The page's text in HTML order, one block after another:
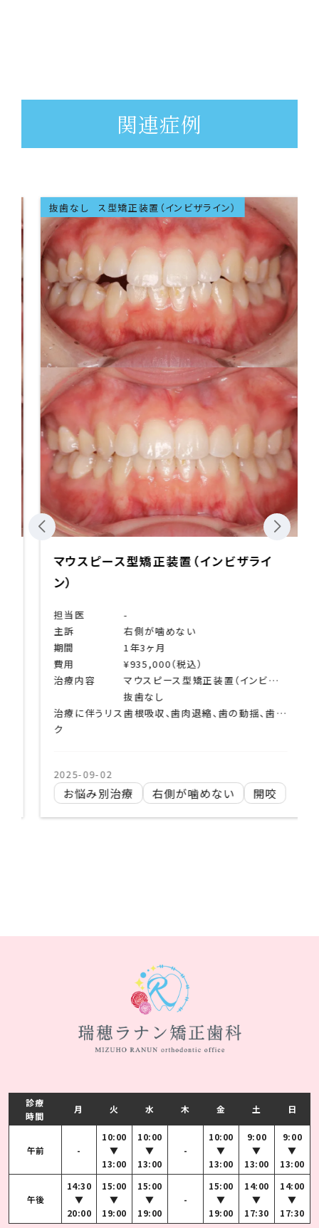
関連症例
マウスピース型矯正装置（インビザライン）
成人矯正
抜歯なし
マウスピース型矯正装置（インビザライ
ン）
担当医
主訴
右側が噛めない
期間
1年3ヶ月
費用
¥935,000（税込）
治療内容
マウスピース型矯正装置（インビザライン）
抜歯なし
治療に伴うリス
歯根吸収、歯肉退縮、歯の動揺、歯髄失活、顎関節症状の悪化、ブラックトライアングル、エナメルクラック、清掃不良による齲蝕など
2025-09-02
お悩み別治療 右側が噛めない 開咬
診療
時間
月 火 水 木 金 土 日
午前 -
10:00
▼
13:00
10:00
▼
13:00
-
10:00
▼
13:00
9:00
▼
13:00
9:00
▼
13:00
午後
14:30
▼
20:00
15:00
▼
19:00
15:00
▼
19:00
-
15:00
▼
19:00
14:00
▼
17:30
14:00
▼
17:30